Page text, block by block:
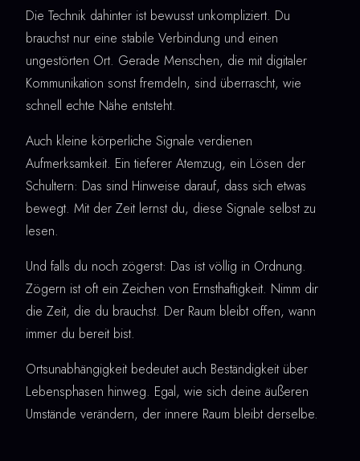
Die Technik dahinter ist bewusst unkompliziert. Du
brauchst nur eine stabile Verbindung und einen
ungestörten Ort. Gerade Menschen, die mit digitaler
Kommunikation sonst fremdeln, sind überrascht, wie
schnell echte Nähe entsteht.
Auch kleine körperliche Signale verdienen
Aufmerksamkeit. Ein tieferer Atemzug, ein Lösen der
Schultern: Das sind Hinweise darauf, dass sich etwas
bewegt. Mit der Zeit lernst du, diese Signale selbst zu
lesen.
Und falls du noch zögerst: Das ist völlig in Ordnung.
Zögern ist oft ein Zeichen von Ernsthaftigkeit. Nimm dir
die Zeit, die du brauchst. Der Raum bleibt offen, wann
immer du bereit bist.
Ortsunabhängigkeit bedeutet auch Beständigkeit über
Lebensphasen hinweg. Egal, wie sich deine äußeren
Umstände verändern, der innere Raum bleibt derselbe.